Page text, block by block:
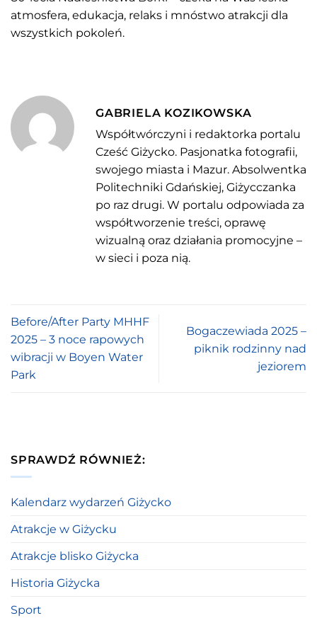
atmosfera, edukacja, relaks i mnóstwo atrakcji dla
wszystkich pokoleń.
GABRIELA KOZIKOWSKA
Współtwórczyni i redaktorka portalu
Cześć Giżycko. Pasjonatka fotografii,
swojego miasta i Mazur. Absolwentka
Politechniki Gdańskiej, Giżycczanka
po raz drugi. W portalu odpowiada za
współtworzenie treści, oprawę
wizualną oraz działania promocyjne –
w sieci i poza nią.
Before/After Party MHHF
2025 – 3 noce rapowych
wibracji w Boyen Water
Park
Bogaczewiada 2025 –
piknik rodzinny nad
jeziorem
SPRAWDŹ RÓWNIEŻ:
Kalendarz wydarzeń Giżycko
Atrakcje w Giżycku
Atrakcje blisko Giżycka
Historia Giżycka
Sport